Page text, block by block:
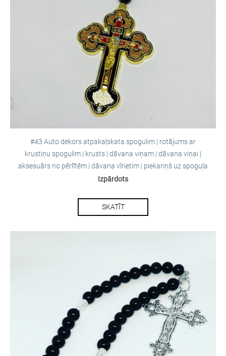
#43 Auto dekors atpakaļskata spogulim | rotājums ar
krustiņu spogulim | krusts | dāvana viņam | dāvana viņai |
aksesuārs no pērlītēm | dāvana vīrietim | piekariņš uz spoguļa
Izpārdots
SKATĪT